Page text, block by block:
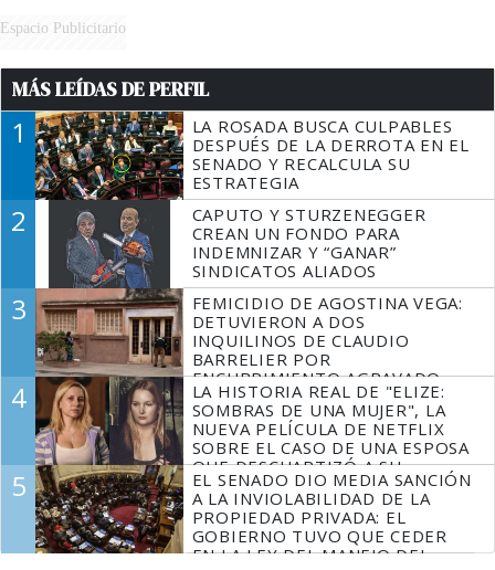
Espacio Publicitario
MÁS LEÍDAS DE PERFIL
1
LA ROSADA BUSCA CULPABLES
DESPUÉS DE LA DERROTA EN EL
SENADO Y RECALCULA SU
ESTRATEGIA
2
CAPUTO Y STURZENEGGER
CREAN UN FONDO PARA
INDEMNIZAR Y “GANAR”
SINDICATOS ALIADOS
3
FEMICIDIO DE AGOSTINA VEGA:
DETUVIERON A DOS
INQUILINOS DE CLAUDIO
BARRELIER POR
ENCUBRIMIENTO AGRAVADO
4
LA HISTORIA REAL DE "ELIZE:
SOMBRAS DE UNA MUJER", LA
NUEVA PELÍCULA DE NETFLIX
SOBRE EL CASO DE UNA ESPOSA
QUE DESCUARTIZÓ A SU
MARIDO
5
EL SENADO DIO MEDIA SANCIÓN
A LA INVIOLABILIDAD DE LA
PROPIEDAD PRIVADA: EL
GOBIERNO TUVO QUE CEDER
EN LA LEY DEL MANEJO DEL